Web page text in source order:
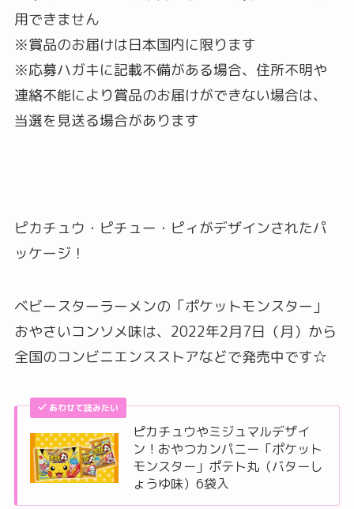
用できません
※賞品のお届けは日本国内に限ります
※応募ハガキに記載不備がある場合、住所不明や
連絡不能により賞品のお届けができない場合は、
当選を見送る場合があります
ピカチュウ・ピチュー・ピィがデザインされたパ
ッケージ！
ベビースターラーメンの「ポケットモンスター」
おやさいコンソメ味は、2022年2月7日（月）から
全国のコンビニエンスストアなどで発売中です☆
あわせて読みたい
ピカチュウやミジュマルデザイ
ン！おやつカンパニー「ポケット
モンスター」ポテト丸（バターし
ょうゆ味）6袋入